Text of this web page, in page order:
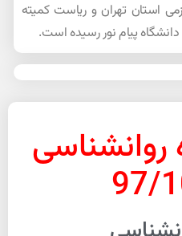
استان تهران و ریاست کمیته
پیام نور رسیده است.
روانشناسی
97/